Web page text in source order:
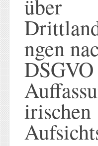
über
ngen
irischen